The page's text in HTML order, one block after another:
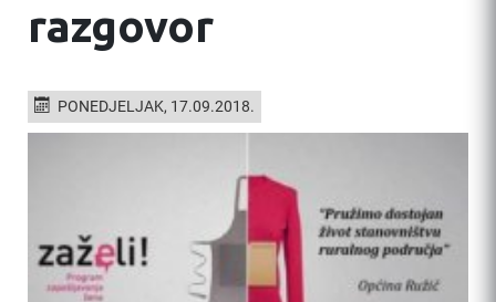
razgovor
PONEDJELJAK, 17.09.2018.